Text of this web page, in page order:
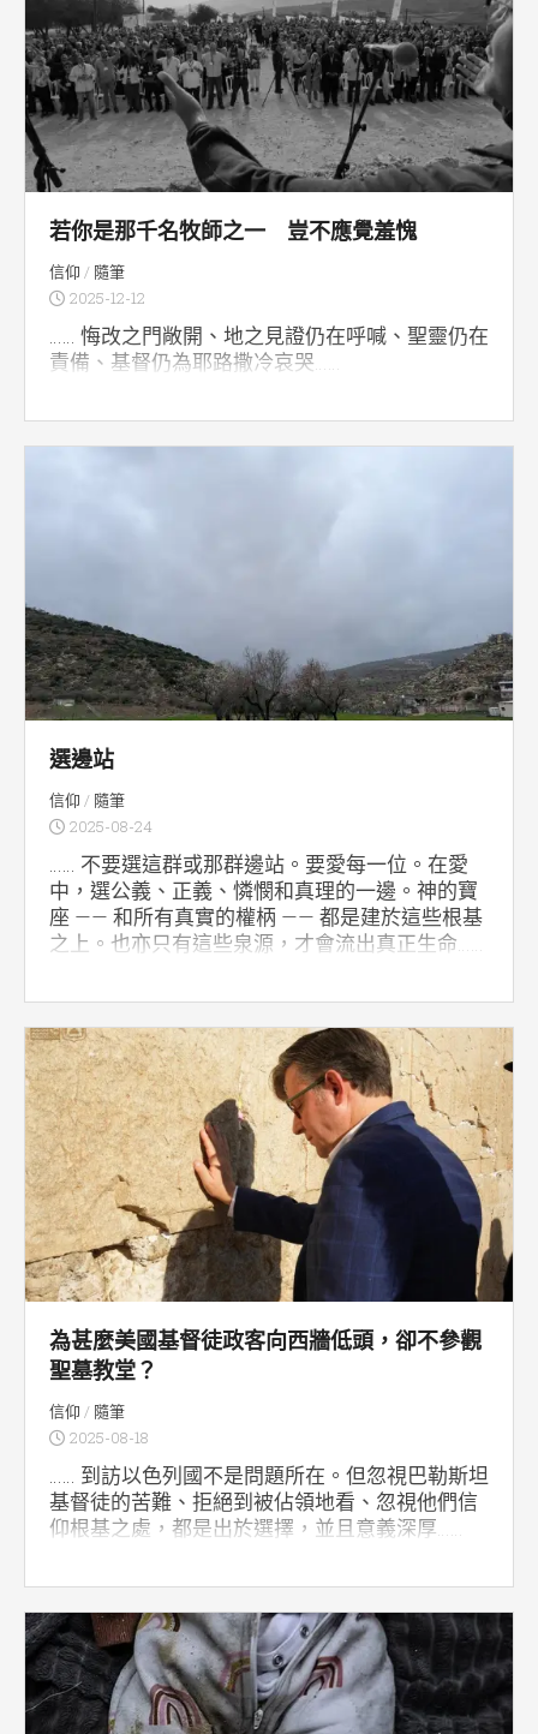
若你是那千名牧師之一 豈不應覺羞愧
信仰 / 隨筆
2025-12-12
…… 悔改之門敞開、地之見證仍在呼喊、聖靈仍在
責備、基督仍為耶路撒冷哀哭……
選邊站
信仰 / 隨筆
2025-08-24
…… 不要選這群或那群邊站。要愛每一位。在愛
中，選公義、正義、憐憫和真理的一邊。神的寶
座 —— 和所有真實的權柄 —— 都是建於這些根基
之上。也亦只有這些泉源，才會流出真正生命……
為甚麼美國基督徒政客向西牆低頭，卻不參觀
聖墓教堂？
信仰 / 隨筆
2025-08-18
…… 到訪以色列國不是問題所在。但忽視巴勒斯坦
基督徒的苦難、拒絕到被佔領地看、忽視他們信
仰根基之處，都是出於選擇，並且意義深厚……